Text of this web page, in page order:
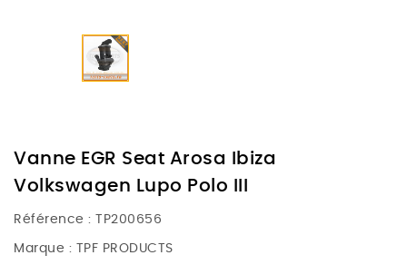
Vanne EGR Seat Arosa Ibiza
Volkswagen Lupo Polo III
Référence : TP200656
Marque : TPF PRODUCTS